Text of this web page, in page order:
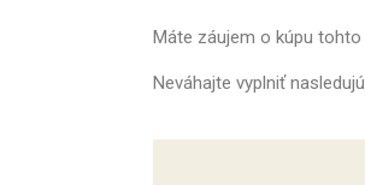
Máte záujem o kúpu
Neváhajte vyplniť